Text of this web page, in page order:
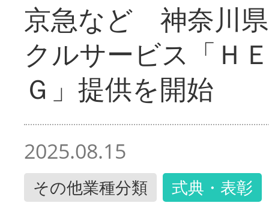
京急など 神奈川
クルサービス「Ｈ
Ｇ」提供を開始
2025.08.15
その他業種分類 式典・表彰